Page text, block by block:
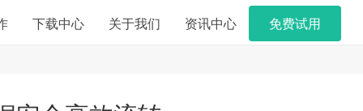
下载中心 关于我们 资讯中心 免费试用